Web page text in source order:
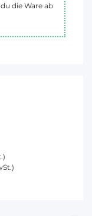
die Ware ab